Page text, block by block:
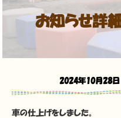
お知らせ詳細
2024年10月28日
車の仕上げをしました。